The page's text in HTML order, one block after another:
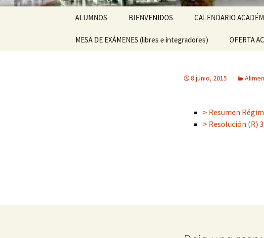
contenido
ALUMNOS BIENVENIDOS CALENDARIO
MESA DE EXÁMENES (libres e integradores) OFERTA
8 junio, 2015
> Resumen
> Resolución (R)